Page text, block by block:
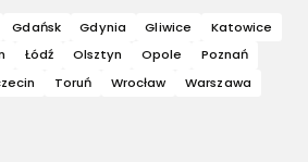
Gdańsk Gdynia Gliwice
Katowice
Łódź Olsztyn Opole
Poznań
Toruń Wrocław
Warszawa